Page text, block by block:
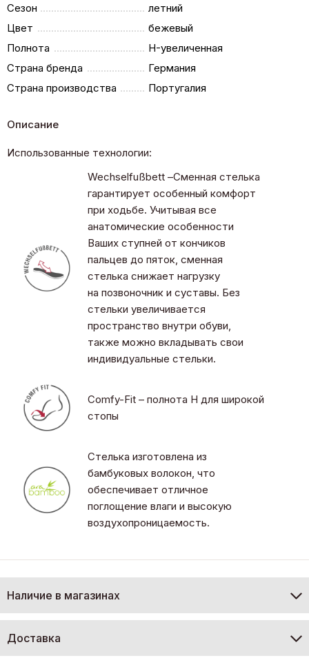
Сезон
летний
Цвет
бежевый
Полнота
H-увеличенная
Страна бренда
Германия
Страна производства
Португалия
Описание
Использованные технологии:
Wechselfußbett –Сменная стелька
гарантирует особенный комфорт
при ходьбе. Учитывая все
анатомические особенности
Ваших ступней от кончиков
пальцев до пяток, сменная
стелька снижает нагрузку
на позвоночник и суставы. Без
стельки увеличивается
пространство внутри обуви,
также можно вкладывать свои
индивидуальные стельки.
Comfy-Fit – полнота H для широкой
стопы
Стелька изготовлена из
бамбуковых волокон, что
обеспечивает отличное
поглощение влаги и высокую
воздухопроницаемость.
Наличие в магазинах
Доставка